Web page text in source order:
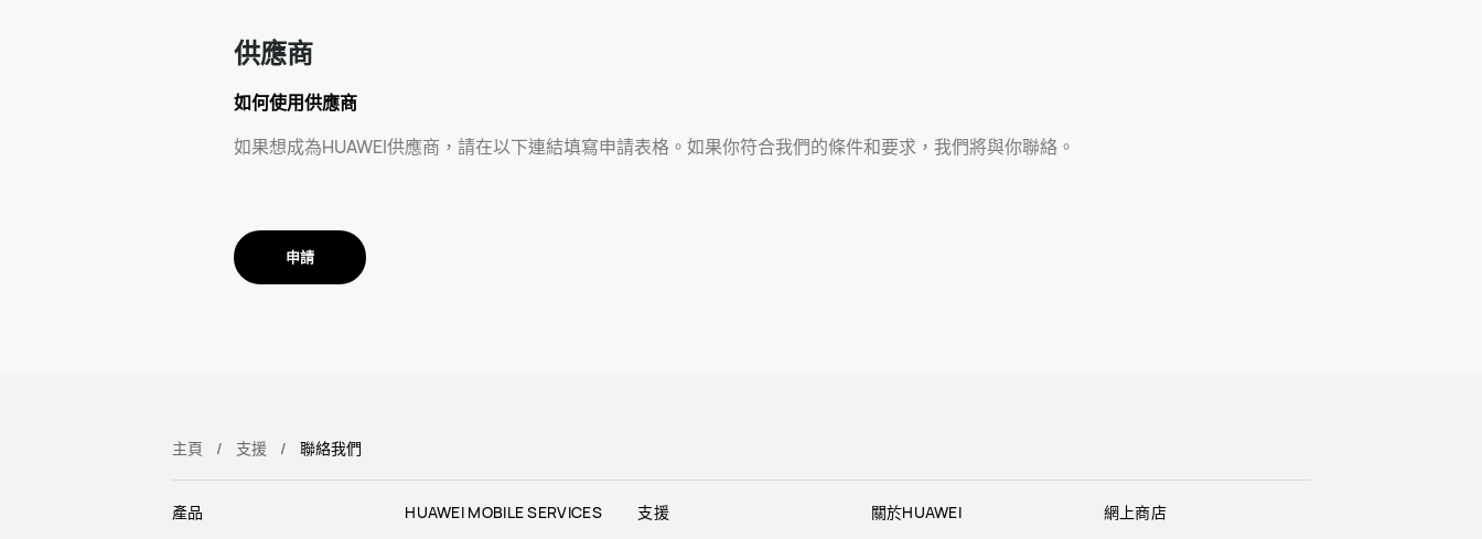
供應商
如何使用供應商
如果想成為HUAWEI供應商，請在以下連結填寫申請表格。如果你符合我們的條件和要求，我們將與你聯絡。
申請
主頁 支援 聯絡我們
產品 HUAWEI MOBILE SERVICES 支援 關於HUAWEI 網上商店